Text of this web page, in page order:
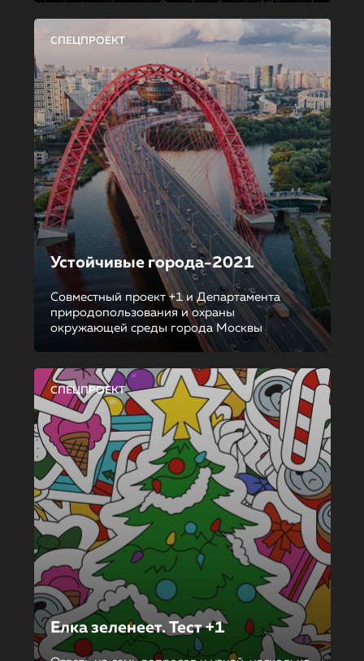
СПЕЦПРОЕКТ
Устойчивые города-2021
Совместный проект +1 и Департамента
природопользования и охраны
окружающей среды города Москвы
СПЕЦПРОЕКТ
Елка зеленеет. Тест +1